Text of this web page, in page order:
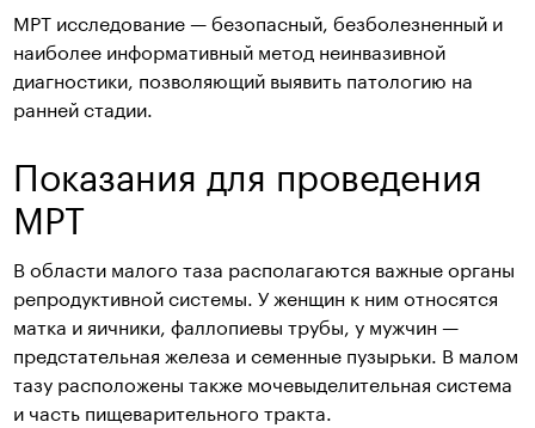
МРТ исследование — безопасный, безболезненный и
наиболее информативный метод неинвазивной
диагностики, позволяющий выявить патологию на
ранней стадии.
Показания для проведения
МРТ
В области малого таза располагаются важные органы
репродуктивной системы. У женщин к ним относятся
матка и яичники, фаллопиевы трубы, у мужчин —
предстательная железа и семенные пузырьки. В малом
тазу расположены также мочевыделительная система
и часть пищеварительного тракта.